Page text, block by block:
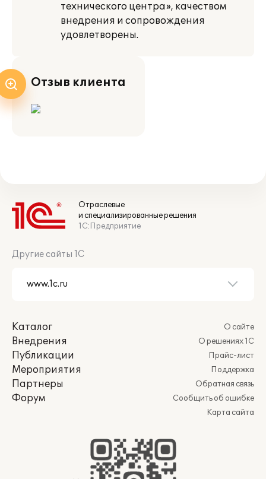
технического центра», качеством
внедрения и сопровождения
удовлетворены.
Отзыв клиента
Отраслевые
и специализированные решения
1С:Предприятие
Другие сайты 1С
Каталог
Внедрения
Публикации
Мероприятия
Партнеры
Форум
О сайте
О решениях 1С
Прайс-лист
Поддержка
Обратная связь
Сообщить об ошибке
Карта сайта